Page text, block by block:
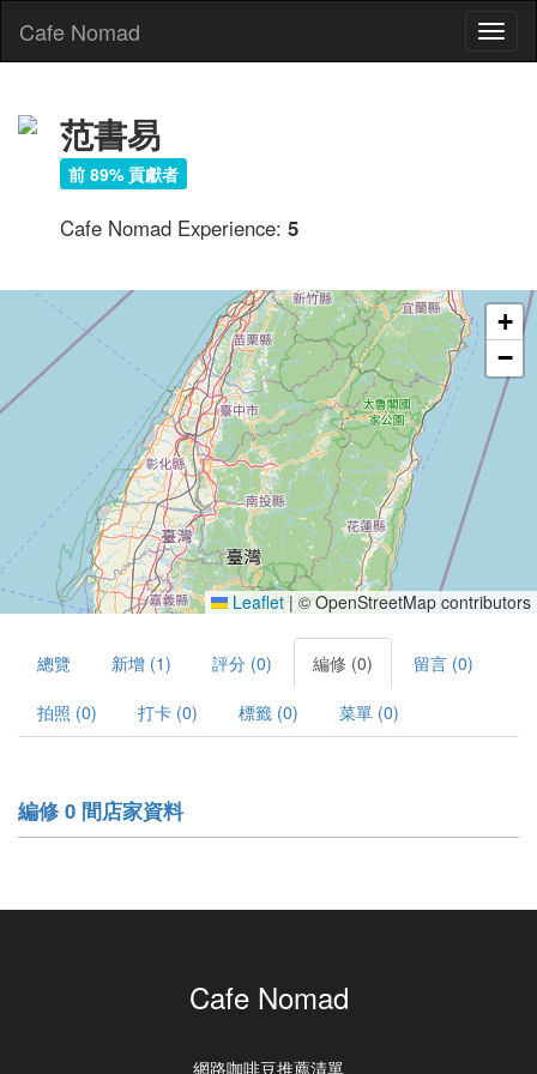
Cafe Nomad
范書易
前 89% 貢獻者
Cafe Nomad Experience: 5
+
−
Leaflet |© OpenStreetMap contributors
總覽 新增 (1) 評分 (0) 編修 (0) 留言 (0)
拍照 (0) 打卡 (0) 標籤 (0) 菜單 (0)
編修 0 間店家資料
Cafe Nomad
網路咖啡豆推薦清單